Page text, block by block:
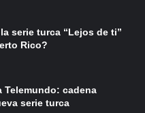
serie turca “Lejos de ti”
Rico?
Telemundo: cadena
serie turca